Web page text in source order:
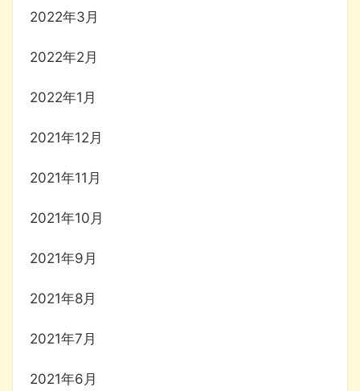
2022年3月
2022年2月
2022年1月
2021年12月
2021年11月
2021年10月
2021年9月
2021年8月
2021年7月
2021年6月